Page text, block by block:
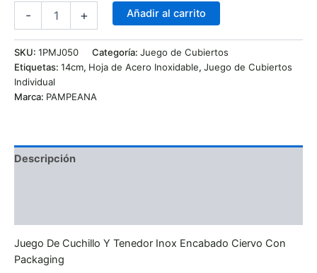
- + Añadir al carrito
SKU: 1PMJ050 Categoría: Juego de Cubiertos
Etiquetas: 14cm, Hoja de Acero Inoxidable, Juego de Cubiertos
Individual
Marca: PAMPEANA
Descripción
Juego De Cuchillo Y Tenedor Inox Encabado Ciervo Con
Packaging